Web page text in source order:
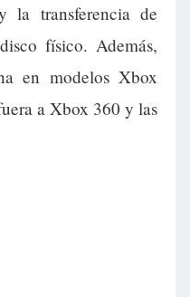
la transferencia de
físico. Además,
en modelos Xbox
a Xbox 360 y las